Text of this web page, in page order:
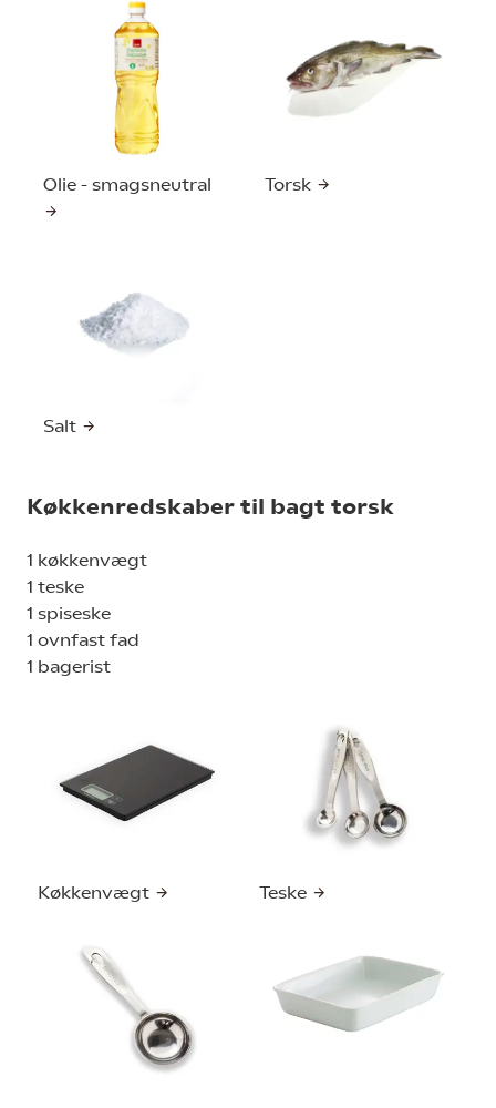
Olie - smagsneutral Torsk
Salt
Køkkenredskaber til bagt torsk
1 køkkenvægt
1 teske
1 spiseske
1 ovnfast fad
1 bagerist
Køkkenvægt Teske